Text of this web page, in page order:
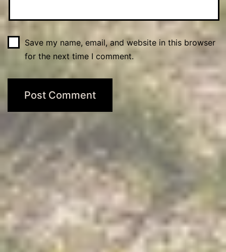
Save my name, email, and website in this browser
for the next time I comment.